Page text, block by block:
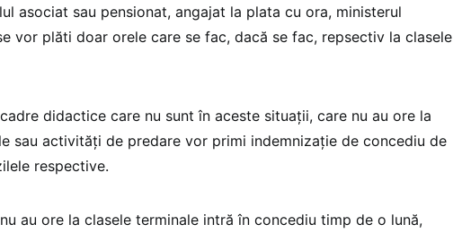
asociat sau pensionat, angajat la plata cu ora, ministerul
vor plăti doar orele care se fac, dacă se fac, repsectiv la clasele
didactice care nu sunt în aceste situații, care nu au ore la
sau activități de predare vor primi indemnizație de concediu de
respective.
au ore la clasele terminale intră în concediu timp de o lună,